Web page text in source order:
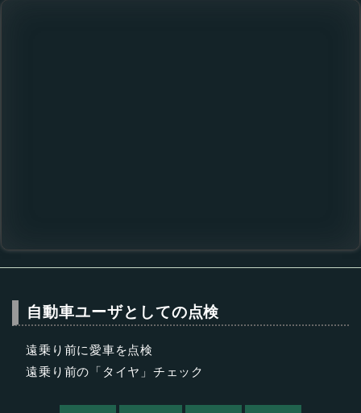
自動車ユーザとしての点検
遠乗り前に愛車を点検
遠乗り前の「タイヤ」チェック